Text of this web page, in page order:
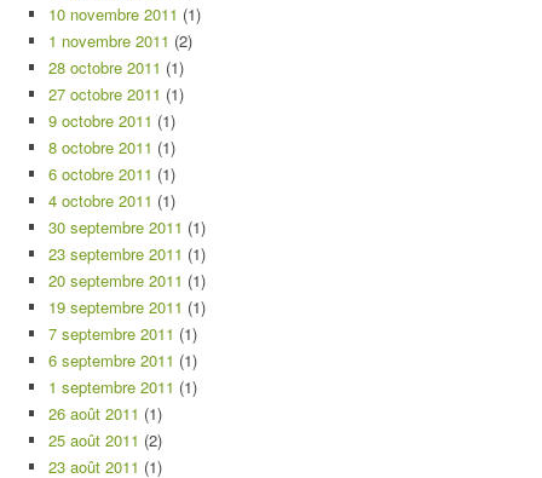
10 novembre 2011 (1)
1 novembre 2011 (2)
28 octobre 2011 (1)
27 octobre 2011 (1)
9 octobre 2011 (1)
8 octobre 2011 (1)
6 octobre 2011 (1)
4 octobre 2011 (1)
30 septembre 2011 (1)
23 septembre 2011 (1)
20 septembre 2011 (1)
19 septembre 2011 (1)
7 septembre 2011 (1)
6 septembre 2011 (1)
1 septembre 2011 (1)
26 août 2011 (1)
25 août 2011 (2)
23 août 2011 (1)